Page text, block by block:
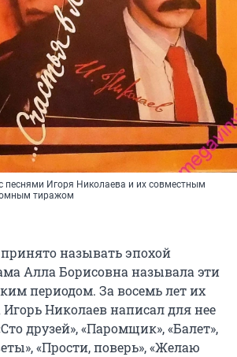
песнями Игоря Николаева и их совместным
тиражом
называть эпохой
Алла Борисовна называла эти
периодом. За восемь лет их
Игорь Николаев написал для нее
друзей», «Паромщик», «Балет»,
«Прости, поверь», «Желаю